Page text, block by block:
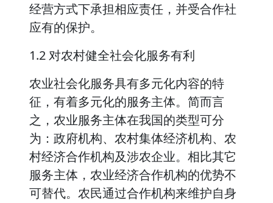
经营方式下承担相应责任，并受合作社
应有的保护。
1.2 对农村健全社会化服务有利
农业社会化服务具有多元化内容的特
征，有着多元化的服务主体。简而言
之，农业服务主体在我国的类型可分
为：政府机构、农村集体经济机构、农
村经济合作机构及涉农企业。相比其它
服务主体，农业经济合作机构的优势不
可替代。农民通过合作机构来维护自身